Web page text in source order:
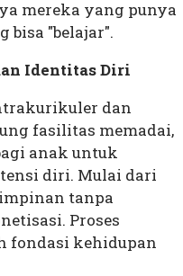
mereka yang punya
bisa "belajar".
Identitas Diri
dan
fasilitas memadai,
anak untuk
diri. Mulai dari
tanpa
Proses
fondasi kehidupan